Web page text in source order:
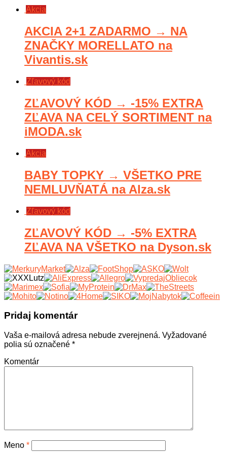
Akcia
AKCIA 2+1 ZADARMO → NA
ZNAČKY MORELLATO na
Vivantis.sk
Zľavový kód
ZĽAVOVÝ KÓD → -15% EXTRA
ZĽAVA NA CELÝ SORTIMENT na
iMODA.sk
Akcia
BABY TOPKY → VŠETKO PRE
NEMLUVŇATÁ na Alza.sk
Zľavový kód
ZĽAVOVÝ KÓD → -5% EXTRA
ZĽAVA NA VŠETKO na Dyson.sk
Pridaj komentár
Vaša e-mailová adresa nebude zverejnená. Vyžadované
polia sú označené *
Komentár
Meno *